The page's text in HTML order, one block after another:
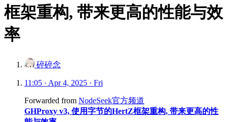
框架重构, 带来更高的性能与效
率
碎碎念
11:05 · Apr 4, 2025 · Fri
Forwarded from NodeSeek官方频道
GHProxy v3, 使用字节的HertZ框架重构, 带来更高的性